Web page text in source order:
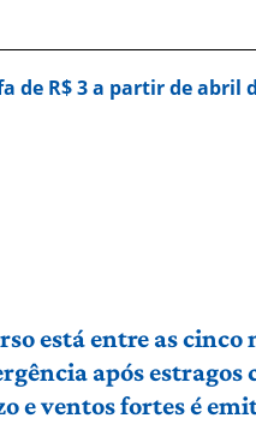
de R$ 3 a partir de abril
está entre as cinco
após
e ventos fortes é